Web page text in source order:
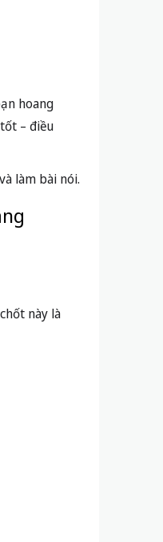
hoang
– điều
làm bài nói.
này là